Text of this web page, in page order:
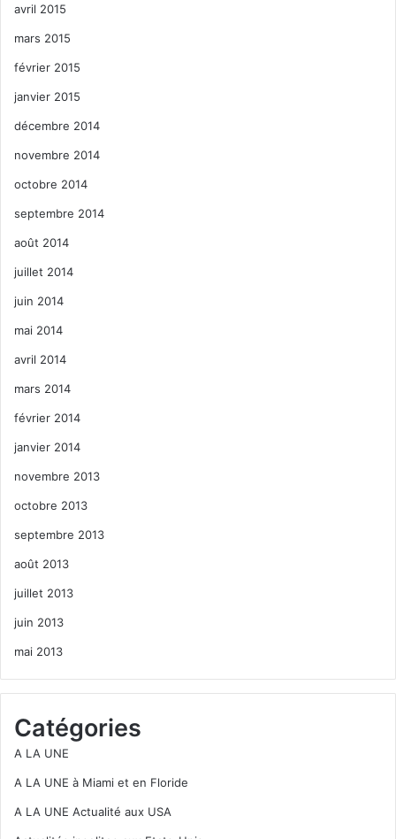
avril 2015
mars 2015
février 2015
janvier 2015
décembre 2014
novembre 2014
octobre 2014
septembre 2014
août 2014
juillet 2014
juin 2014
mai 2014
avril 2014
mars 2014
février 2014
janvier 2014
novembre 2013
octobre 2013
septembre 2013
août 2013
juillet 2013
juin 2013
mai 2013
Catégories
A LA UNE
A LA UNE à Miami et en Floride
A LA UNE Actualité aux USA